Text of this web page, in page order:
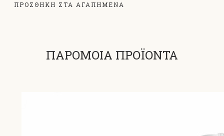
ΠΡΟΣΘΗΚΗ ΣΤΑ ΑΓΑΠΗΜΕΝΑ
ΠΑΡΟΜΟΙΑ ΠΡΟΪΟΝΤΑ